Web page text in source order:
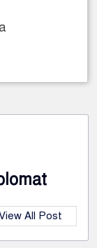
All Post